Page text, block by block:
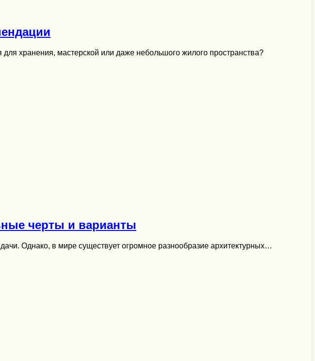
хранения, мастерской или даже небольшого жилого пространства?
черты и варианты
Однако, в мире существует огромное разнообразие архитектурных…